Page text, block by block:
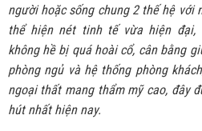
người hoặc sống chung 2 thế hệ với
thể hiện nét tinh tế vừa hiện đại,
không hề bị quá hoài cổ, cân bằng
phòng ngủ và hệ thống phòng
ngoại thất mang thẩm mỹ cao, đây
hút nhất hiện nay.